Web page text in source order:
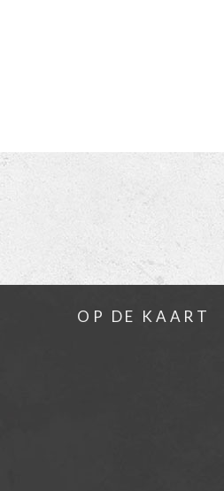
OP DE KAART